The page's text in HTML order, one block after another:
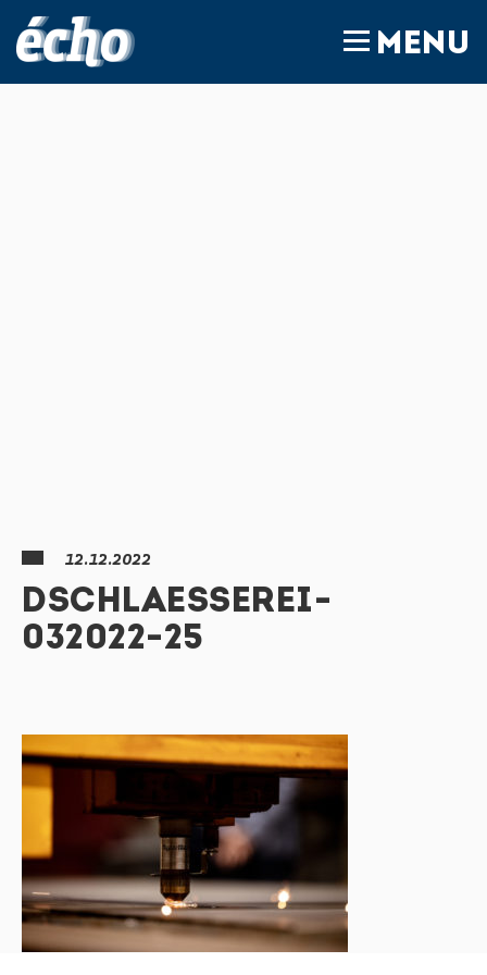
MENU
12.12.2022
DSCHLAESSEREI-
032022-25